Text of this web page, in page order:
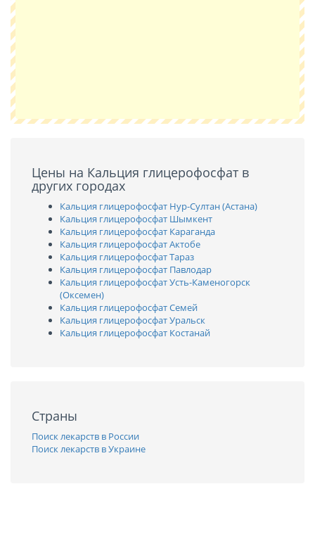
Цены на Кальция глицерофосфат в
других городах
Кальция глицерофосфат Нур-Султан (Астана)
Кальция глицерофосфат Шымкент
Кальция глицерофосфат Караганда
Кальция глицерофосфат Актобе
Кальция глицерофосфат Тараз
Кальция глицерофосфат Павлодар
Кальция глицерофосфат Усть-Каменогорск
(Оксемен)
Кальция глицерофосфат Семей
Кальция глицерофосфат Уральск
Кальция глицерофосфат Костанай
Страны
Поиск лекарств в России
Поиск лекарств в Украине